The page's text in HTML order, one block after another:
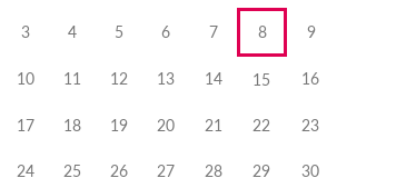
3 4 5 6 7 8 9
10 11 12 13 14 15 16
17 18 19 20 21 22 23
24 25 26 27 28 29 30